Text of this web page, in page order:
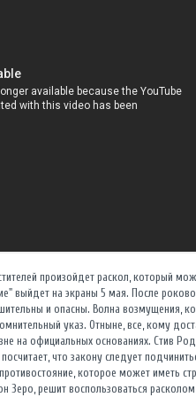
произойдет раскол, который
выйдет на экраны 5 мая. После
и опасны. Волна возмущения,
указ. Отныне, все, кому
на официальных основаниях. Стив
что закону следует
которое может иметь
Зеро, решит воспользоваться